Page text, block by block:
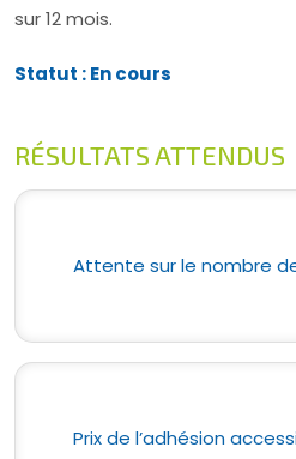
sur 12 mois.
Statut : En cours
RÉSULTATS ATTENDUS
Attente sur le nombre
Prix de l’adhésion